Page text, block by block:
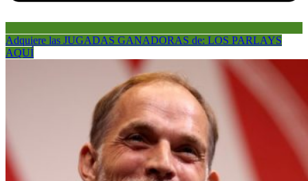
Adquiere las JUGADAS GANADORAS de: LOS PARLAYS
AQUÍ